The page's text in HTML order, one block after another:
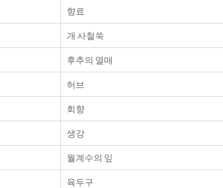
향료
개 사철쑥
후추의 열매
허브
회향
생강
월계수의 잎
육두구